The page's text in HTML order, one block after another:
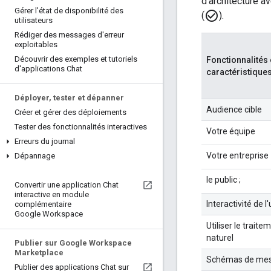
Gérer l'état de disponibilité des
utilisateurs
Rédiger des messages d'erreur
exploitables
Découvrir des exemples et tutoriels
d'applications Chat
Déployer, tester et dépanner
Créer et gérer des déploiements
Tester des fonctionnalités interactives
Erreurs du journal
Dépannage
Convertir une application Chat
interactive en module
complémentaire
Google Workspace
Publier sur Google Workspace
Marketplace
Publier des applications Chat sur
(check_circle_outline).
Fonctionnalités
caractéristiques
Audience cible
Votre équipe
Votre entreprise
le public ;
Interactivité de
Utiliser le
naturel
Schémas de